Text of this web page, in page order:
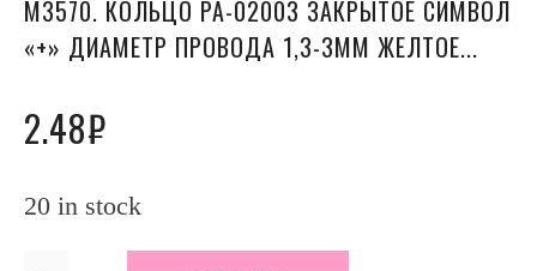
М3570. КОЛЬЦО РА-02003 ЗАКРЫТОЕ СИМВОЛ
«+» ДИАМЕТР ПРОВОДА 1,3-3ММ ЖЕЛТОЕ...
2.48₽
20 in stock